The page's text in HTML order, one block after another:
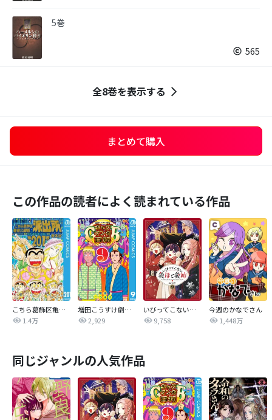
5巻
565
全8巻を表示する
まとめて購入
この作品の読者によく読まれている作品
こちら葛飾区亀有公園前派出所
1.4万
増田こうすけ劇場 ギャグマンガ日和GB
2,929
いびってこない義母と義姉
9,758
今週のかなでさん
1,448万
同じジャンルの人気作品